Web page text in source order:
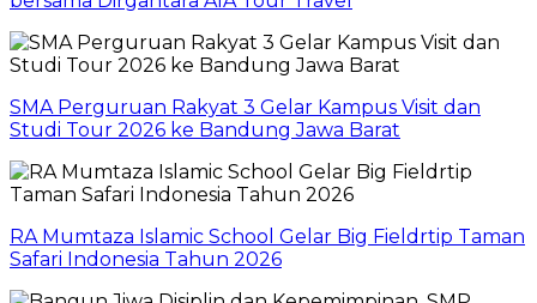
SMA Perguruan Rakyat 3 Gelar Kampus Visit dan
Studi Tour 2026 ke Bandung Jawa Barat
RA Mumtaza Islamic School Gelar Big Fieldrtip Taman
Safari Indonesia Tahun 2026